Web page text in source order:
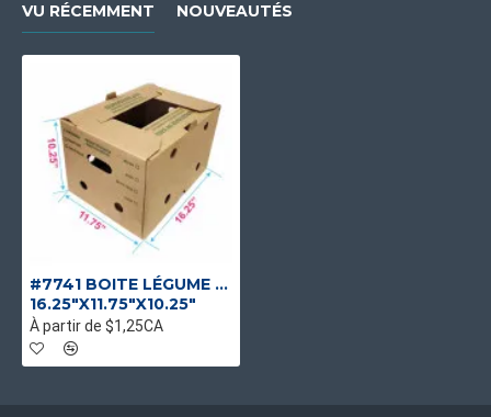
VU RÉCEMMENT NOUVEAUTÉS
#7741 BOITE LÉGUME FORMAT IRRÉGULIER
16.25"X11.75"X10.25"
À partir de $1,25CA